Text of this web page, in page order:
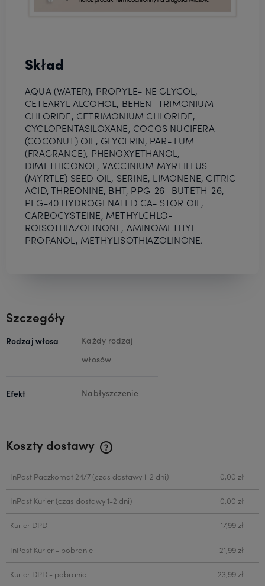
Skład
AQUA (WATER), PROPYLE- NE GLYCOL,
CETEARYL ALCOHOL, BEHEN- TRIMONIUM
CHLORIDE, CETRIMONIUM CHLORIDE,
CYCLOPENTASILOXANE, COCOS NUCIFERA
(COCONUT) OIL, GLYCERIN, PAR- FUM
(FRAGRANCE), PHENOXYETHANOL,
DIMETHICONOL, VACCINIUM MYRTILLUS
(MYRTLE) SEED OIL, SERINE, LIMONENE, CITRIC
ACID, THREONINE, BHT, PPG-26- BUTETH-26,
PEG-40 HYDROGENATED CA- STOR OIL,
CARBOCYSTEINE, METHYLCHLO-
ROISOTHIAZOLINONE, AMINOMETHYL
PROPANOL, METHYLISOTHIAZOLINONE.
Szczegóły
Rodzaj włosa
Każdy rodzaj
włosów
Efekt Nabłyszczenie
Koszty dostawy
Cena nie zawiera ewentualnych kosztów płatności
InPost Paczkomat 24/7(czas dostawy 1-2 dni) 0,00 zł
InPost Kurier(czas dostawy 1-2 dni) 0,00 zł
Kurier DPD 17,99 zł
InPost Kurier - pobranie 21,99 zł
Kurier DPD - pobranie 23,99 zł